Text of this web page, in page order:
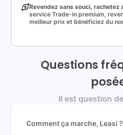
Revendez sans souci, rachetez
service Trade-in premium,
meilleur prix et bénéficiez du
Questions
Il est question
Comment ça marche, Leasi ?